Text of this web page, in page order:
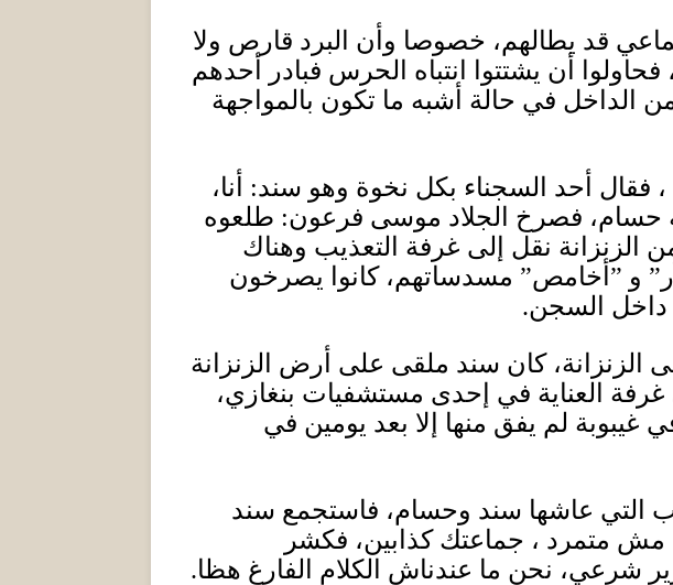
قد يطالهم، خصوصا وأن البرد قارص ولا
أن يشتتوا انتباه الحرس فبادر أحدهم
الداخل في حالة أشبه ما تكون بالمواجهة
فقال أحد السجناء بكل نخوة وهو سند:
أنا،
حسام، فصرخ الجلاد موسى فرعون: طلعوه
الزنزانة نقل إلى غرفة التعذيب وهناك
آر” و ”أخامص” مسدساتهم، كانوا يصرخون
داخل السجن.
الزنزانة، كان سند ملقى على أرض الزنزانة
العناية في إحدى مستشفيات بنغازي،
غيبوبة لم يفق منها إلا بعد يومين في
التي عاشها سند وحسام، فاستجمع سند
مش متمرد ، جماعتك كذابين، فكشر
شرعي، نحن ما عندناش الكلام الفارغ هظا.